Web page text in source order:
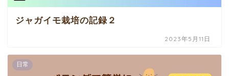
ジャガイモ栽培の記録２
2023年5月11日
日常